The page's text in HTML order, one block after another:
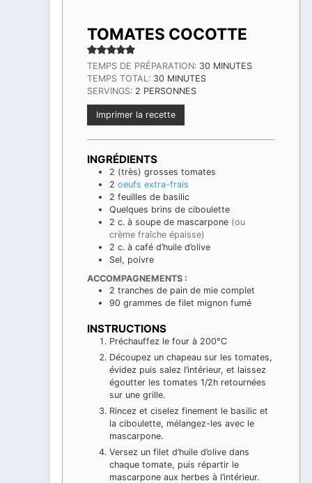
TOMATES COCOTTE
TEMPS DE PRÉPARATION: 30 MINUTES
MINUTES
TEMPS TOTAL: 30 MINUTES
MINUTES
SERVINGS: 2 PERSONNES
Imprimer la recette
INGRÉDIENTS
2 (très) grosses tomates
2 oeufs extra-frais
2 feuilles de basilic
Quelques brins de ciboulette
2 c. à soupe de mascarpone (ou
crème fraîche épaisse)
2 c. à café d’huile d’olive
Sel, poivre
ACCOMPAGNEMENTS :
2 tranches de pain de mie complet
90 grammes de filet mignon fumé
INSTRUCTIONS
Préchauffez le four à 200°C
Découpez un chapeau sur les tomates,
évidez puis salez l’intérieur, et laissez
égoutter les tomates 1/2h retournées
sur une grille.
Rincez et ciselez finement le basilic et
la ciboulette, mélangez-les avec le
mascarpone.
Versez un filet d’huile d’olive dans
chaque tomate, puis répartir le
mascarpone aux herbes à l’intérieur.